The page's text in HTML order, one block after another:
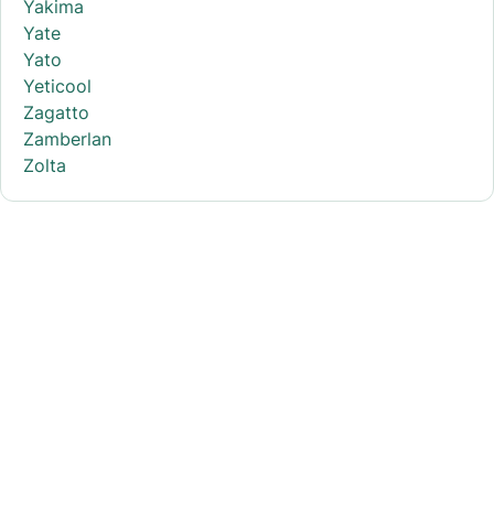
Yakima
Yate
Yato
Yeticool
Zagatto
Zamberlan
Zolta